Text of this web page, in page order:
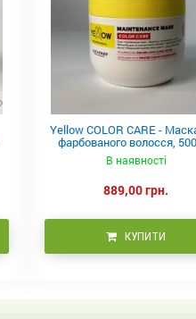
Yellow COLOR CARE -
фарбованого волосся,
В наявності
889,00 грн.
КУПИТИ